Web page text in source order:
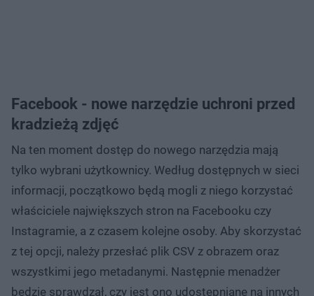
Facebook - nowe narzędzie uchroni przed
kradzieżą zdjęć
Na ten moment dostęp do nowego narzędzia mają
tylko wybrani użytkownicy. Według dostępnych w sieci
informacji, początkowo będą mogli z niego korzystać
właściciele największych stron na Facebooku czy
Instagramie, a z czasem kolejne osoby. Aby skorzystać
z tej opcji, należy przesłać plik CSV z obrazem oraz
wszystkimi jego metadanymi. Następnie menadżer
będzie sprawdzał, czy jest ono udostępniane na innych